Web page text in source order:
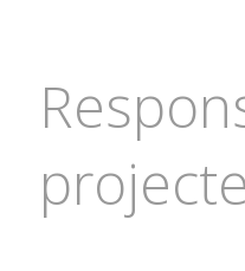
projecte